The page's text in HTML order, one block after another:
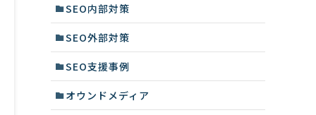
SEO内部対策
SEO外部対策
SEO支援事例
オウンドメディア